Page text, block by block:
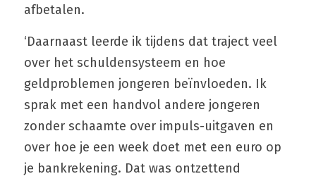
afbetalen.
‘Daarnaast leerde ik tijdens dat traject veel
over het schuldensysteem en hoe
geldproblemen jongeren beïnvloeden. Ik
sprak met een handvol andere jongeren
zonder schaamte over impuls-uitgaven en
over hoe je een week doet met een euro op
je bankrekening. Dat was ontzettend